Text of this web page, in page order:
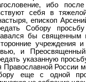
ибо
себя в
епископ
Собору
бы священным
учреждения
и
указанную
Православной России
еще с одной